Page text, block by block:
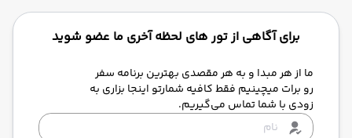
برای آگاهی از تور های لحظه آخری ما عضو شوید
ما از هر مبدا و به هر مقصدی بهترین برنامه سفر
رو برات میچینیم فقط کافیه شمارتو اینجا بزاری به
زودی با شما تماس می‌گیریم.